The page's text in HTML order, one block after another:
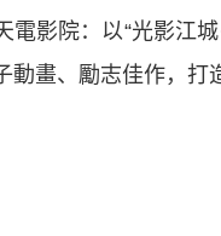
影院：以“光影江城·
動畫、勵志佳作，打